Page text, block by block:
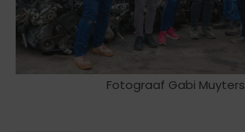
Fotograaf Gabi Muyters